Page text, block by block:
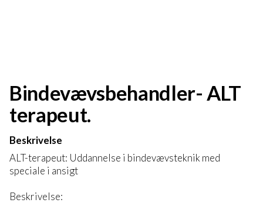
Bindevævsbehandler- ALT
terapeut.
Beskrivelse
ALT-terapeut: Uddannelse i bindevævsteknik med
speciale i ansigt
Beskrivelse: